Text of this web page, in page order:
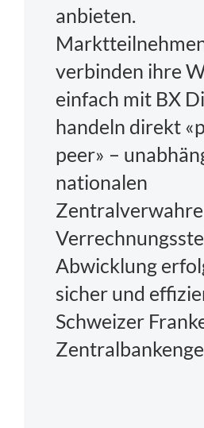
anbieten.
verbinden ihre
einfach mit BX
handeln direkt
peer» –
nationalen
Abwicklung
sicher und
Schweizer